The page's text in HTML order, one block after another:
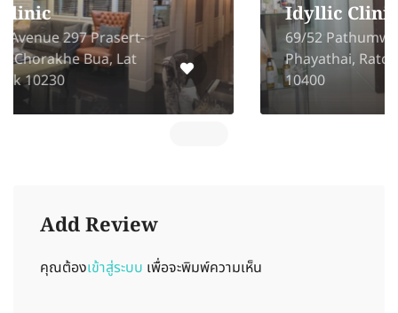
Idyllic Clinic
69/52 Pathumwan Resort Condo,
Phayathai, Ratchathewi Bangkok
10400
Add Review
คุณต้องเข้าสู่ระบบ เพื่อจะพิมพ์ความเห็น